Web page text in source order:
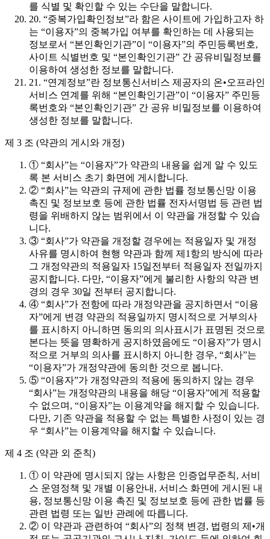
를 식별 및 확인할 수 있는 수단을 말합니다.
20. “중복가입확인정보”라 함은 사이트에 가입하고자 하
는 “이용자”의 중복가입 여부를 확인하는 데 사용되는
정보로서 “본인확인기관”이 “이용자”의 주민등록번호,
사이트 식별번호 및 “본인확인기관” 간 공유비밀정보를
이용하여 생성한 정보를 말합니다.
21. “연계정보”란 정보통신서비스 제공자의 온•오프라인
서비스 연계를 위해 “본인확인기관”이 “이용자” 주민등
록번호와 “본인확인기관” 간 공유 비밀정보를 이용하여
생성한 정보를 말합니다.
제 3 조 (약관의 게시와 개정)
① “회사”는 “이용자”가 약관의 내용을 쉽게 알 수 있도
록 본 서비스 초기 화면에 게시합니다.
② “회사”는 약관의 규제에 관한 법률 정보통신망 이용
촉진 및 정보보호 등에 관한 법률 전자서명법 등 관련 법
령을 위배하지 않는 범위에서 이 약관을 개정할 수 있습
니다.
③ “회사”가 약관을 개정할 경우에는 적용일자 및 개정
사유를 명시하여 현행 약관과 함께 제1항의 방식에 따라
그 개정약관의 적용일자 15일전부터 적용일자 전일까지
공지합니다. 다만, “이용자”에게 불리한 사항의 약관 변
경의 경우 30일 전부터 공지합니다.
④ “회사”가 전항에 따라 개정약관을 공지하면서 “이용
자”에게 변경 약관의 적용일까지 명시적으로 거부의사
를 표시하지 아니하면 동의의 의사표시가 표명된 것으로
본다는 뜻을 명확하게 공지하였음에도 “이용자”가 명시
적으로 거부의 의사를 표시하지 아니한 경우, “회사”는
“이용자”가 개정약관에 동의한 것으로 봅니다.
⑤ “이용자”가 개정약관의 적용에 동의하지 않는 경우
“회사”는 개정약관의 내용을 해당 “이용자”에게 적용할
수 없으며, “이용자”는 이용계약을 해지할 수 있습니다.
다만, 기존 약관을 적용할 수 없는 특별한 사정이 있는 경
우 “회사”는 이용계약을 해지할 수 있습니다.
제 4 조 (약관 외 준칙)
① 이 약관에 명시되지 않는 사항은 인증업무준칙, 서비
스 운영정책 및 개별 이용안내, 서비스 화면에 게시된 내
용, 정보통신망 이용 촉진 및 정보보호 등에 관한 법률 등
관련 법령 또는 일반 관례에 따릅니다.
② 이 약관과 관련하여 “회사”의 정책 변경, 법령의 제•개